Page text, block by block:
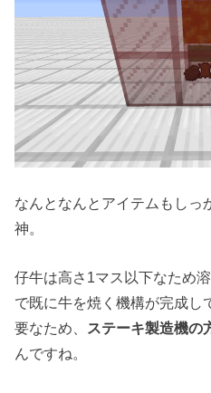
なんとなんとアイテムもしっ
神。
仔牛は高さ1マス以下なため
で既に牛を焼く機構が完成し
要なため、 ステーキ製造機の
んですね。